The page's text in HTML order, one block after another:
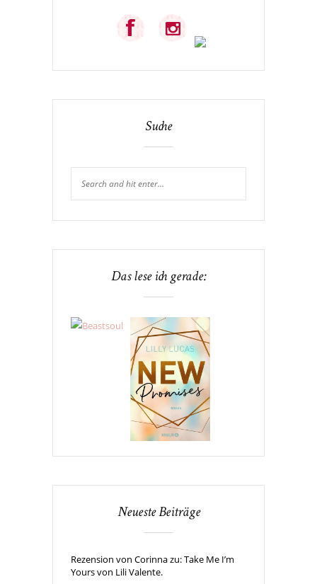
Suche
Das lese ich gerade:
Neueste Beiträge
Rezension von Corinna zu: Take Me I’m
Yours von Lili Valente.